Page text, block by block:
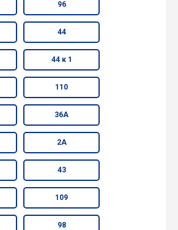
96
44
44 к 1
110
36А
2А
43
109
98